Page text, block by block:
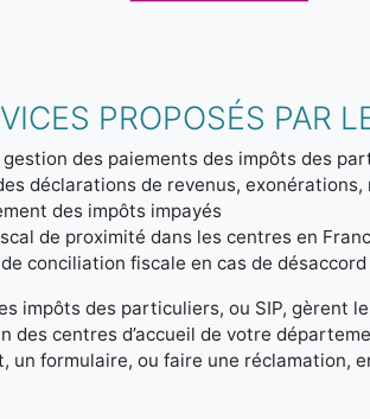
PROPOSÉS PAR
des paiements des impôts des
déclarations de revenus,
des impôts impayés
de proximité dans les centres en
conciliation fiscale en cas de
impôts des particuliers, ou SIP, gèrent
des centres d’accueil de votre
un formulaire, ou faire une réclamation,